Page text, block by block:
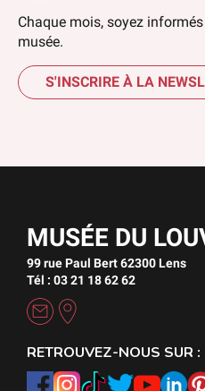
Chaque mois, soyez
musée.
S'INSCRIRE À LA
MUSÉE DU
99 rue Paul Bert 62300 Lens
Tél : 03 21 18 62 62
RETROUVEZ-NOUS SUR :